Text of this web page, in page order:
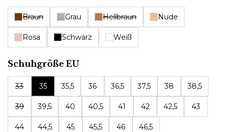
Braun Grau Hellbraun Nude
Rosa Schwarz Weiß
Schuhgröße EUauswählen
33 35 35,5 36 36,5 37,5 38 38,5
39 39,5 40 40,5 41 42 42,5 43
44 44,5 45 45,5 46 46,5